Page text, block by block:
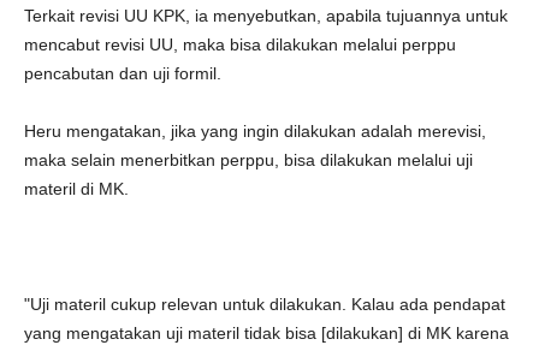
Terkait revisi UU KPK, ia menyebutkan, apabila tujuannya untuk
mencabut revisi UU, maka bisa dilakukan melalui perppu
pencabutan dan uji formil.
Heru mengatakan, jika yang ingin dilakukan adalah merevisi,
maka selain menerbitkan perppu, bisa dilakukan melalui uji
materil di MK.
"Uji materil cukup relevan untuk dilakukan. Kalau ada pendapat
yang mengatakan uji materil tidak bisa [dilakukan] di MK karena